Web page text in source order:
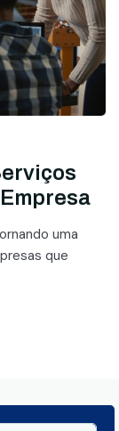
uma
que